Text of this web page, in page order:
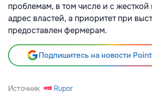
проблемам, в том числе и с жесткой
адрес властей, а приоритет при
предоставлен фермерам.
Подпишитесь на новости
Источник Rupor